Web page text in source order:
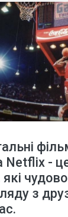
Netflix -
чудово
з